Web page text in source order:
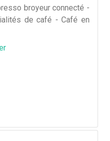
broyeur connecté -
de café - Café en